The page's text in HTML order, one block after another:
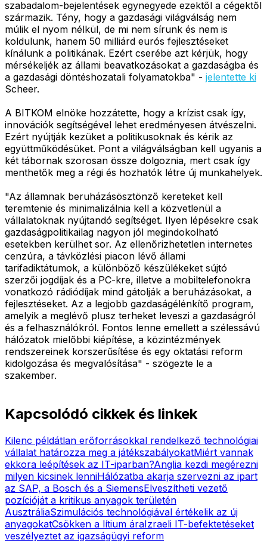
szabadalom-bejelentések egynegyede ezektől a cégektől
származik. Tény, hogy a gazdasági világválság nem
múlik el nyom nélkül, de mi nem sírunk és nem is
koldulunk, hanem 50 milliárd eurós fejlesztéseket
kínálunk a politikának. Ezért cserébe azt kérjük, hogy
mérsékeljék az állami beavatkozásokat a gazdaságba és
a gazdasági döntéshozatali folyamatokba" - jelentette ki
Scheer.
A BITKOM elnöke hozzátette, hogy a krízist csak így,
innovációk segítségével lehet eredményesen átvészelni.
Ezért nyújtják kezüket a politikusoknak és kérik az
együttműködésüket. Pont a világválságban kell ugyanis a
két tábornak szorosan össze dolgoznia, mert csak így
menthetők meg a régi és hozhatók létre új munkahelyek.
"Az államnak beruházásösztönző kereteket kell
teremtenie és minimalizálnia kell a közvetlenül a
vállalatoknak nyújtandó segítséget. Ilyen lépésekre csak
gazdaságpolitikailag nagyon jól megindokolható
esetekben kerülhet sor. Az ellenőrizhetetlen internetes
cenzúra, a távközlési piacon lévő állami
tarifadiktátumok, a különböző készülékeket sújtó
szerzői jogdíjak és a PC-kre, illetve a mobiltelefonokra
vonatkozó rádiódíjak mind gátolják a beruházásokat, a
fejlesztéseket. Az a legjobb gazdaságélénkítő program,
amelyik a meglévő plusz terheket leveszi a gazdaságról
és a felhasználókról. Fontos lenne emellett a szélessávú
hálózatok mielőbbi kiépítése, a közintézmények
rendszereinek korszerűsítése és egy oktatási reform
kidolgozása és megvalósítása" - szögezte le a
szakember.
Kapcsolódó cikkek és linkek
Kilenc példátlan erőforrásokkal rendelkező technológiai
vállalat határozza meg a játékszabályokatMiért vannak
ekkora leépítések az IT-iparban?Anglia kezdi megérezni
milyen kicsinek lenniHálózatba akarja szervezni az ipart
az SAP, a Bosch és a SiemensElveszítheti vezető
pozícióját a kritikus anyagok területén
AusztráliaSzimulációs technológiával értékelik az új
anyagokatCsökken a lítium áraIzraeli IT-befektetéseket
veszélyeztet az igazságügyi reform